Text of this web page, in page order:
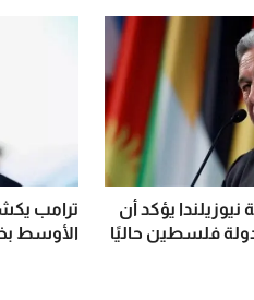
نيوزيلندا يؤكد أن
فلسطين حاليًا
ترامب
الأوسط